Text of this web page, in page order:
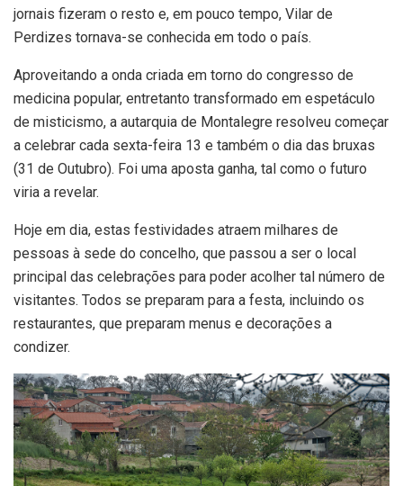
jornais fizeram o resto e, em pouco tempo, Vilar de
Perdizes tornava-se conhecida em todo o país.
Aproveitando a onda criada em torno do congresso de
medicina popular, entretanto transformado em espetáculo
de misticismo, a autarquia de Montalegre resolveu começar
a celebrar cada sexta-feira 13 e também o dia das bruxas
(31 de Outubro). Foi uma aposta ganha, tal como o futuro
viria a revelar.
Hoje em dia, estas festividades atraem milhares de
pessoas à sede do concelho, que passou a ser o local
principal das celebrações para poder acolher tal número de
visitantes. Todos se preparam para a festa, incluindo os
restaurantes, que preparam menus e decorações a
condizer.